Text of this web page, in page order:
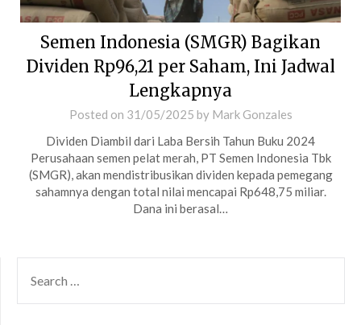
Semen Indonesia (SMGR) Bagikan
Dividen Rp96,21 per Saham, Ini Jadwal
Lengkapnya
Posted on 31/05/2025 by Mark Gonzales
Dividen Diambil dari Laba Bersih Tahun Buku 2024
Perusahaan semen pelat merah, PT Semen Indonesia Tbk
(SMGR), akan mendistribusikan dividen kepada pemegang
sahamnya dengan total nilai mencapai Rp648,75 miliar.
Dana ini berasal…
FOR: